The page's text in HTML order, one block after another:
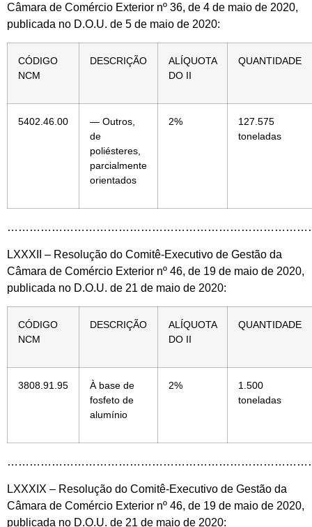
Câmara de Comércio Exterior nº 36, de 4 de maio de 2020,
publicada no D.O.U. de 5 de maio de 2020:
CÓDIGO
NCM
DESCRIÇÃO
ALÍQUOTA
DO II
QUANTIDADE
5402.46.00
— Outros,
de
poliésteres,
parcialmente
orientados
2%
127.575
toneladas
LXXXII – Resolução do Comitê-Executivo de Gestão da
Câmara de Comércio Exterior nº 46, de 19 de maio de 2020,
publicada no D.O.U. de 21 de maio de 2020:
CÓDIGO
NCM
DESCRIÇÃO
ALÍQUOTA
DO II
QUANTIDADE
3808.91.95
À base de
fosfeto de
alumínio
2%
1.500
toneladas
LXXXIX – Resolução do Comitê-Executivo de Gestão da
Câmara de Comércio Exterior nº 46, de 19 de maio de 2020,
publicada no D.O.U. de 21 de maio de 2020: